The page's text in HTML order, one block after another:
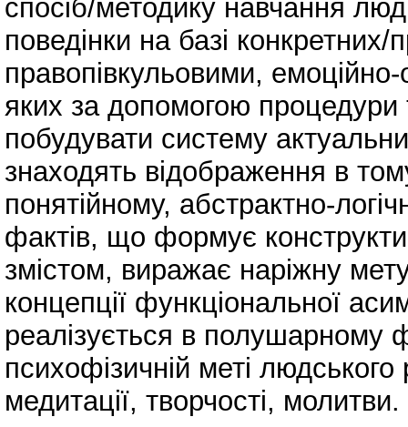
спосіб/методику навчання
поведінки на базі
правопівкульовими,
яких за допомогою процедури
побудувати систему
знаходять відображення в
понятійному, абстрактно-
фактів, що формує
змістом, виражає наріжну
концепції функціональної
реалізується в полушарному
психофізичній меті
медитації, творчості, молитви.